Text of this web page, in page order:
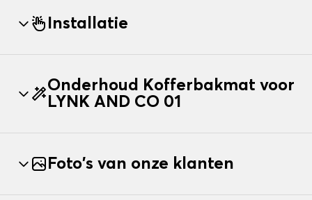
Installatie
Onderhoud Kofferbakmat voor
LYNK AND CO 01
Foto's van onze klanten